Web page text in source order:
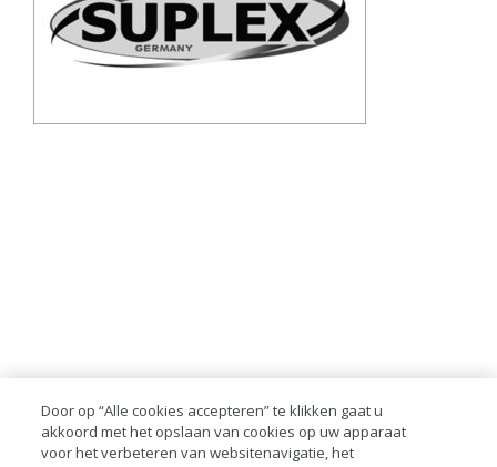
Door op “Alle cookies accepteren” te klikken gaat u
akkoord met het opslaan van cookies op uw apparaat
voor het verbeteren van websitenavigatie, het